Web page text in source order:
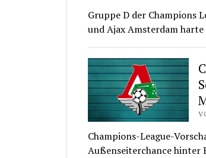
Gruppe D der Champions
und Ajax Amsterdam
Champions-League-
Außenseiterchance hinter